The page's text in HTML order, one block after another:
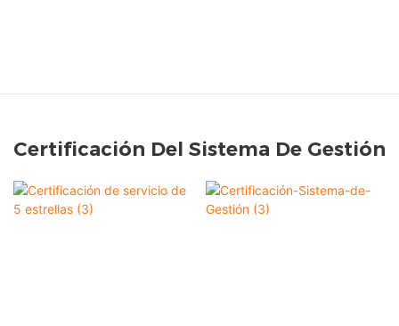
Certificación Del Sistema De Gestión